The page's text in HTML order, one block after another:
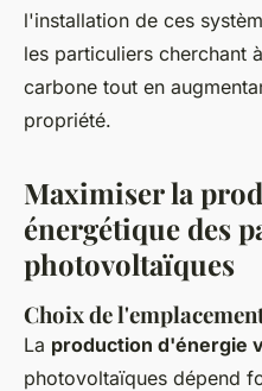
l'installation de ces
les particuliers cherchant
carbone tout en
propriété.
Maximiser la
énergétique des
photovoltaïques
Choix de
La production d'énergie
photovoltaïques dépend